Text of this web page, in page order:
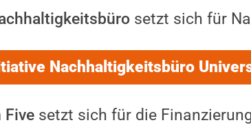
setzt sich für
Nachhaltigkeitsbüro
Fivesetzt sich für die